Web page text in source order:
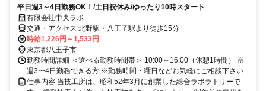
平日週3～4日勤務OK！/土日祝休み/ゆったり10時スタート
有限会社中央ラボ
交通・アクセス 北野駅・八王子駅より徒歩15分
時給1,226円～1,533円
東京都八王子市
勤務時間詳細 ＜選べる勤務時間帯＞ 10:00～16:00（休憩1時間） ※
週3〜4日勤務できる方 ※勤務時間・曜日などお気軽にご相談下さい
仕事内容 当技工所は、昭和52年3月に創業した総合ラボラトリーで